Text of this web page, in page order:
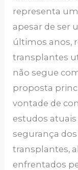
representa
apesar de ser
últimos anos,
transplantes
não segue
proposta
vontade de
estudos
segurança
transplantes,
enfrentados